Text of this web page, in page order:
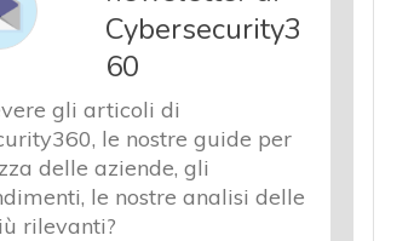
Cybersecurity3
60
gli articoli di
le nostre guide per
delle aziende, gli
le nostre analisi delle
rilevanti?